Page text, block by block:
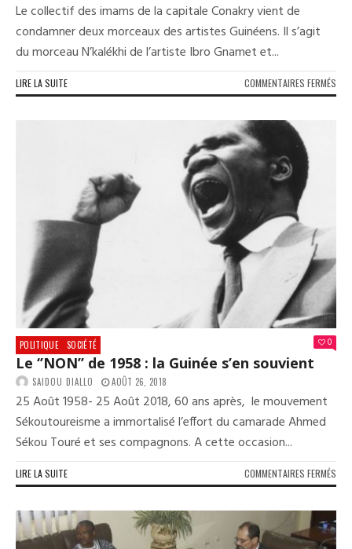
Le collectif des imams de la capitale Conakry vient de
condamner deux morceaux des artistes Guinéens. Il s’agit
du morceau N’kalékhi de l’artiste Ibro Gnamet et...
LIRE LA SUITE COMMENTAIRES FERMÉS
POLITIQUE SOCIÉTÉ 0
Le ‘’NON’’ de 1958 : la Guinée s’en souvient
SAIDOU DIALLO AOÛT 26, 2018
25 Août 1958- 25 Août 2018, 60 ans après, le mouvement
Sékoutoureisme a immortalisé l’effort du camarade Ahmed
Sékou Touré et ses compagnons. A cette occasion...
LIRE LA SUITE COMMENTAIRES FERMÉS
LE
DE
1958